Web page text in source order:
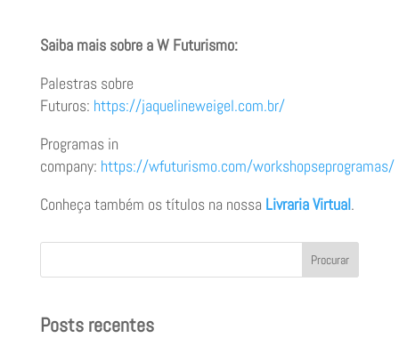
Saiba mais sobre a W Futurismo:
Palestras sobre
Futuros: https://jaquelineweigel.com.br/
Programas in
company: https://wfuturismo.com/workshopseprogramas/
Conheça também os títulos na nossa Livraria Virtual.
Procurar
Posts recentes